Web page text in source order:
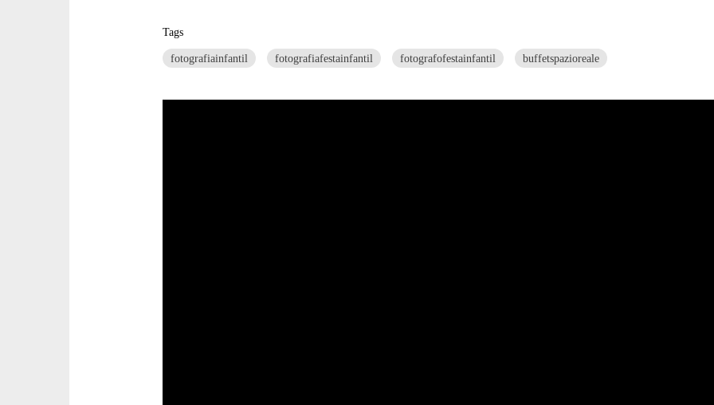
Tags
fotografiainfantil fotografiafestainfantil fotografofestainfantil buffetspazioreale